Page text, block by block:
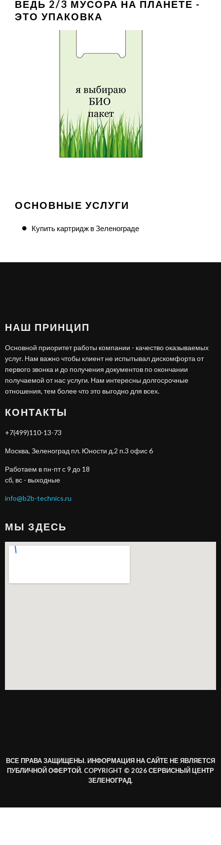
ВЕДЬ 2/3 МУСОРА НА ПЛАНЕТЕ -
ЭТО УПАКОВКА
ОСНОВНЫЕ УСЛУГИ
Купить картридж в Зеленограде
НАШ ПРИНЦИП
Основной приоритет работы компании - качество оказываемых
услуг. Нам важно чтобы клиент не испытывал дискомфорта от
первого звонка и до получения документов по окончании
получаемой от нас услуги. Нам интересны долгосрочные
отношения, тем более что это выгодно для всех.
КОНТАКТЫ
+7(499)110-13-73
Москва, Зеленоград пл. Юности д.2 п.3 офис 6
Работаем в пн-пт с 9 до 18
сб, вс - выходные
info@b2b-technics.ru
МЫ ЗДЕСЬ
ВСЕ ПРАВА ЗАЩИЩЕНЫ. ИНФОРМАЦИЯ НА САЙТЕ НЕ ЯВЛЯЕТСЯ
ПУБЛИЧНОЙ ОФЕРТОЙ. COPYRIGHT © 2026 СЕРВИСНЫЙ ЦЕНТР
ЗЕЛЕНОГРАД.